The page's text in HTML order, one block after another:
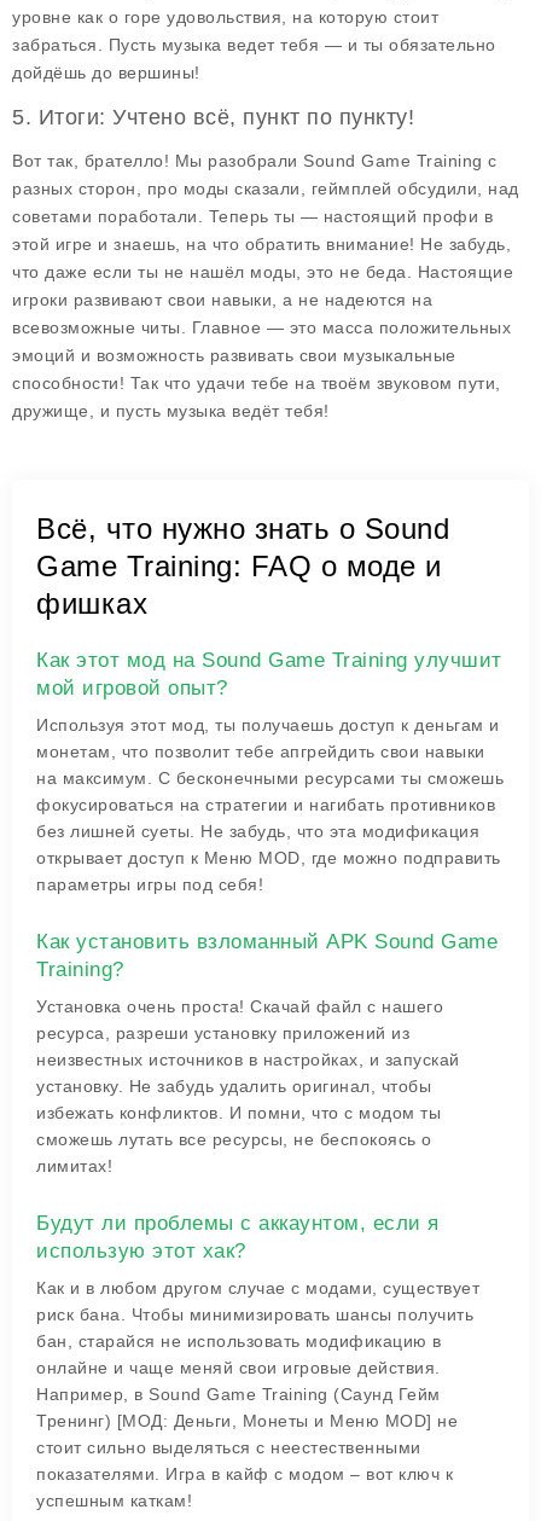
уровне как о горе удовольствия, на которую стоит
забраться. Пусть музыка ведет тебя — и ты обязательно
дойдёшь до вершины!
5. Итоги: Учтено всё, пункт по пункту!
Вот так, брателло! Мы разобрали Sound Game Training с
разных сторон, про моды сказали, геймплей обсудили, над
советами поработали. Теперь ты — настоящий профи в
этой игре и знаешь, на что обратить внимание! Не забудь,
что даже если ты не нашёл моды, это не беда. Настоящие
игроки развивают свои навыки, а не надеются на
всевозможные читы. Главное — это масса положительных
эмоций и возможность развивать свои музыкальные
способности! Так что удачи тебе на твоём звуковом пути,
дружище, и пусть музыка ведёт тебя!
Всё, что нужно знать о Sound
Game Training: FAQ о моде и
фишках
Как этот мод на Sound Game Training улучшит
мой игровой опыт?
Используя этот мод, ты получаешь доступ к деньгам и
монетам, что позволит тебе апгрейдить свои навыки
на максимум. С бесконечными ресурсами ты сможешь
фокусироваться на стратегии и нагибать противников
без лишней суеты. Не забудь, что эта модификация
открывает доступ к Меню MOD, где можно подправить
параметры игры под себя!
Как установить взломанный APK Sound Game
Training?
Установка очень проста! Скачай файл с нашего
ресурса, разреши установку приложений из
неизвестных источников в настройках, и запускай
установку. Не забудь удалить оригинал, чтобы
избежать конфликтов. И помни, что с модом ты
сможешь лутать все ресурсы, не беспокоясь о
лимитах!
Будут ли проблемы с аккаунтом, если я
использую этот хак?
Как и в любом другом случае с модами, существует
риск бана. Чтобы минимизировать шансы получить
бан, старайся не использовать модификацию в
онлайне и чаще меняй свои игровые действия.
Например, в Sound Game Training (Саунд Гейм
Тренинг) [МОД: Деньги, Монеты и Меню MOD] не
стоит сильно выделяться с неестественными
показателями. Игра в кайф с модом – вот ключ к
успешным каткам!